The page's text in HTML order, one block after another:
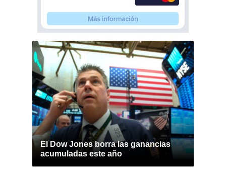
El Dow Jones borra las ganancias
acumuladas este año